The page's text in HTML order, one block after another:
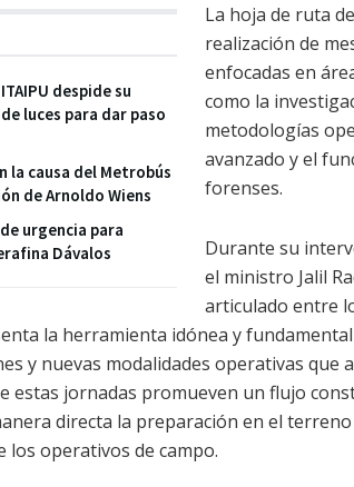
despide su
luces para dar paso
la causa del Metrobús
de Arnoldo Wiens
urgencia para
Dávalos
La hoja de ruta
realización de
enfocadas en
como la
metodologías
avanzado y el
forenses.
Durante su
el ministro Jalil
articulado entre
la herramienta idónea y
y nuevas modalidades operativas que
estas jornadas promueven un flujo
directa la preparación en el
los operativos de campo.